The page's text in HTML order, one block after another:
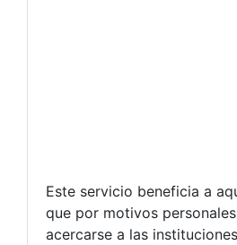
Este servicio beneficia a
que por motivos
acercarse a las